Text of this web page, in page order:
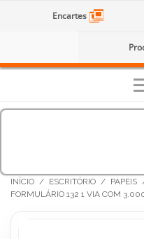
Encartes
INÍCIO / ESCRITÓRIO / PAPEIS
FORMULÁRIO 132 1 VIA COM